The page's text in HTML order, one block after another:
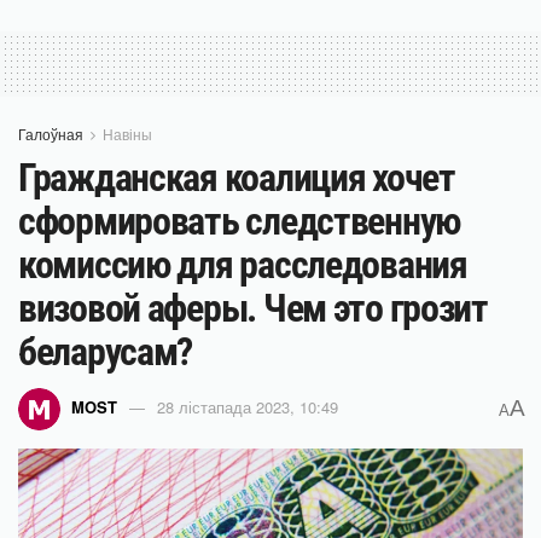
Галоўная Навіны
Гражданская коалиция хочет
сформировать следственную
комиссию для расследования
визовой аферы. Чем это грозит
беларусам?
MOST 28 лістапада 2023, 10:49 AA